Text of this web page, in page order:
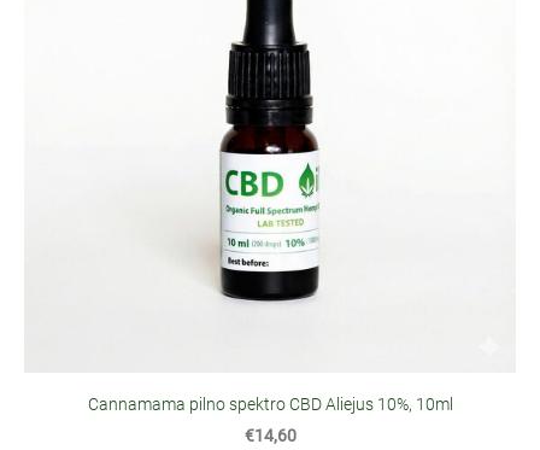
Cannamama pilno spektro CBD Aliejus 10%, 10ml
€14,60